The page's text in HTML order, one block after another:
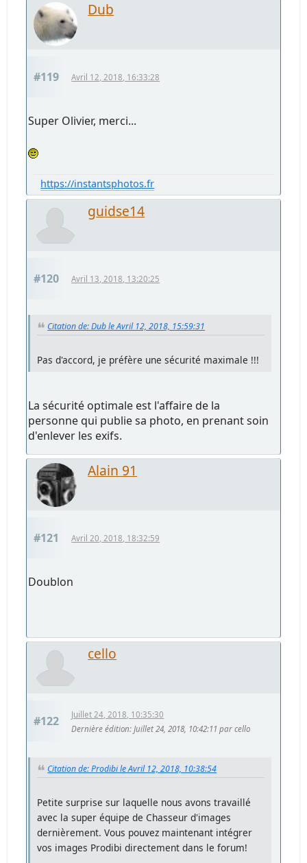
Dub
#119 Avril 12, 2018, 16:33:28
Super Olivier, merci...
https://instantsphotos.fr
guidse14
#120 Avril 13, 2018, 13:20:25
Citation de: Dub le Avril 12, 2018, 15:59:31
Pas d'accord, je préfère une sécurité maximale !!!
La sécurité optimale est l'affaire de la
personne qui publie sa photo, en prenant soin
d'enlever les exifs.
Alain 91
#121 Avril 20, 2018, 18:32:59
Doublon
cello
#122
Juillet 24, 2018, 10:35:30
Dernière édition: Juillet 24, 2018, 10:42:11 par cello
Citation de: Prodibi le Avril 12, 2018, 10:38:54
Petite surprise sur laquelle nous avons travaillé
avec la super équipe de Chasseur d'images
dernièrement. Vous pouvez maintenant intégrer
vos images Prodibi directement dans le forum!